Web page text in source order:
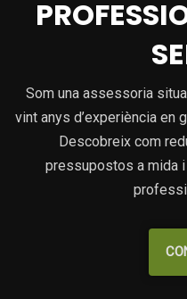
Som una assessoria
vint anys d’experiència en
Descobreix com
pressupostos a mida i